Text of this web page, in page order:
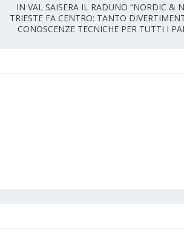
IN VAL SAISERA IL RADUNO “NORDIC &
TRIESTE FA CENTRO: TANTO
CONOSCENZE TECNICHE PER TUTTI I